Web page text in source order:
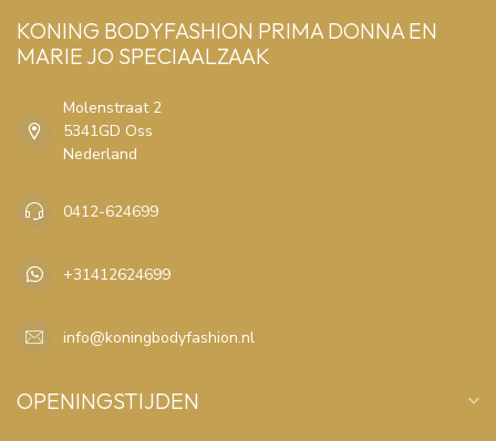
KONING BODYFASHION PRIMA DONNA EN
MARIE JO SPECIAALZAAK
Molenstraat 2
5341GD Oss
Nederland
0412-624699
+31412624699
info@koningbodyfashion.nl
OPENINGSTIJDEN